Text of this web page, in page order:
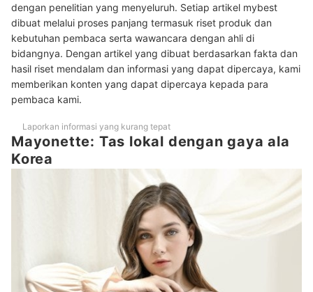
dengan penelitian yang menyeluruh. Setiap artikel mybest
dibuat melalui proses panjang termasuk riset produk dan
kebutuhan pembaca serta wawancara dengan ahli di
bidangnya. Dengan artikel yang dibuat berdasarkan fakta dan
hasil riset mendalam dan informasi yang dapat dipercaya, kami
memberikan konten yang dapat dipercaya kepada para
pembaca kami.
Laporkan informasi yang kurang tepat
Mayonette: Tas lokal dengan gaya ala
Korea